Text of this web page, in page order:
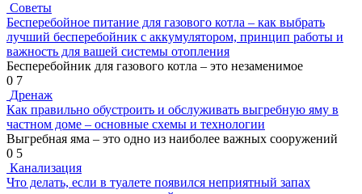
Советы
Бесперебойное питание для газового котла – как выбрать
лучший бесперебойник с аккумулятором, принцип работы и
важность для вашей системы отопления
Бесперебойник для газового котла – это незаменимое
0 7
Дренаж
Как правильно обустроить и обслуживать выгребную яму в
частном доме – основные схемы и технологии
Выгребная яма – это одно из наиболее важных сооружений
0 5
Канализация
Что делать, если в туалете появился неприятный запах